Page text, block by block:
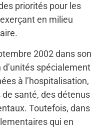
priorités pour les
en milieu
2002 dans son
spécialement
à l’hospitalisation,
santé, des détenus
Toutefois, dans
qui en